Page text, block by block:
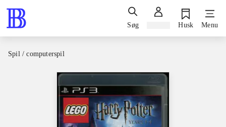
Søg Husk Menu
Spil / computerspil